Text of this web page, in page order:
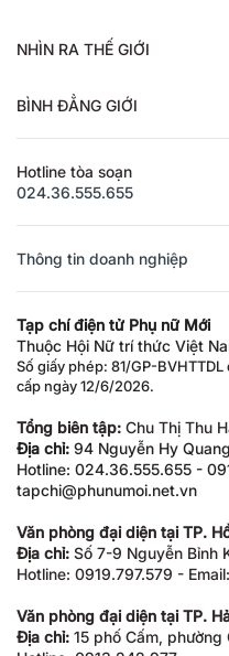
NHÌN RA THẾ GIỚI
BÌNH ĐẲNG GIỚI
Hotline tòa soạn
024.36.555.655
Thông tin doanh nghiệp
Tạp chí điện tử Phụ nữ Mới
Thuộc Hội Nữ trí thức Việt
Số giấy phép: 81/GP-
cấp ngày 12/6/2026.
Tổng biên tập: Chu Thị Thu
Địa chỉ: 94 Nguyễn Hy
Hotline: 024.36.555.655 -
tapchi@phunumoi.net.vn
Văn phòng đại diện tại TP.
Địa chỉ: Số 7-9 Nguyễn Bỉnh
Hotline: 0919.797.579 -
Văn phòng đại diện tại TP.
Địa chỉ: 15 phố Cấm, phường